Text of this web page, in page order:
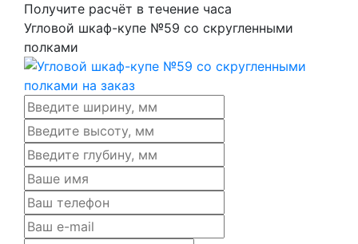
Получите расчёт в течение часа
Угловой шкаф-купе №59 со скругленными
полками